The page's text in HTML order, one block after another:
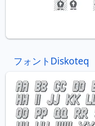
フォントDiskoteq